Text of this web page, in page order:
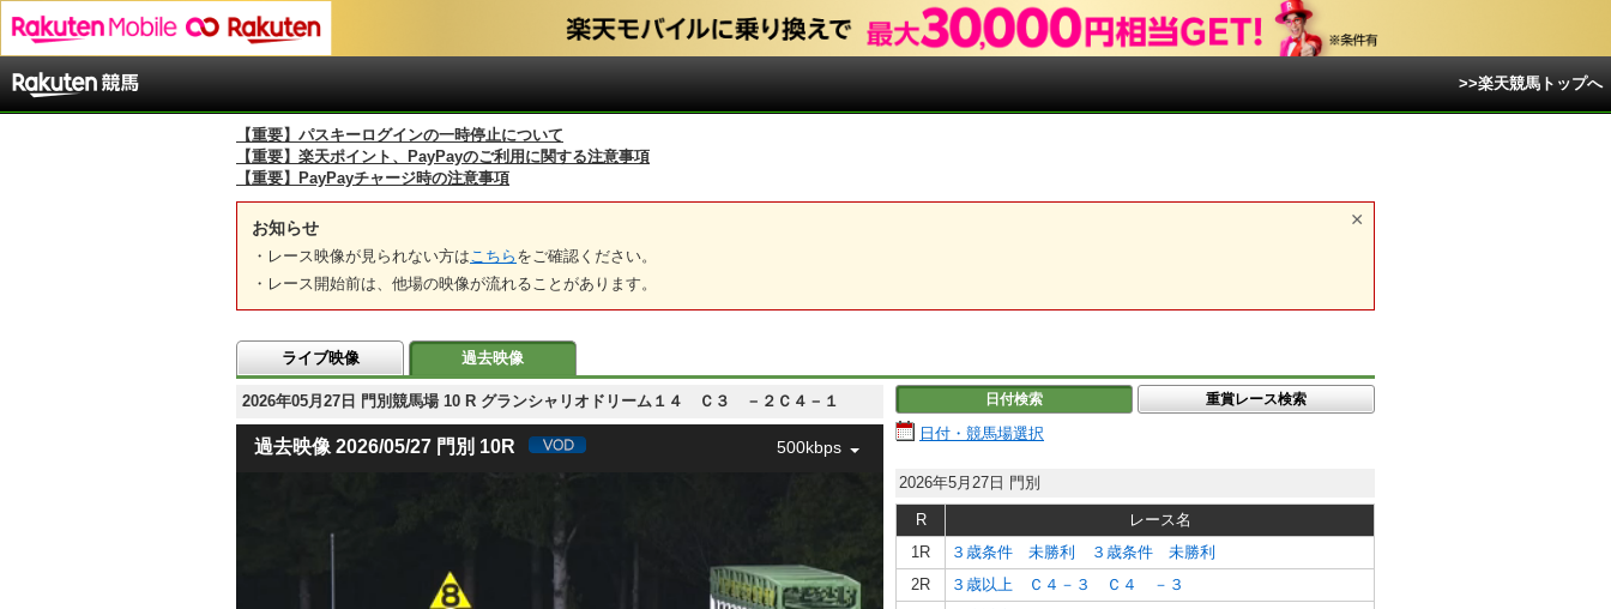
>>楽天競馬トップへ
【重要】パスキーログインの一時停止について
【重要】楽天ポイント、PayPayのご利用に関する注意事項
【重要】PayPayチャージ時の注意事項
お知らせ
・レース映像が見られない方は こちら をご確認ください。
・レース開始前は、他場の映像が流れることがあります。
ライブ映像 過去映像
2026年05月27日 門別競馬場 10 R グランシャリオドリーム１４ Ｃ３ －２Ｃ４－１
過去映像 2026/05/27 門別 10R 500kbps
日付検索 重賞レース検索
日付・競馬場選択
2026年5月27日 門別
R
レース名
1R
３歳条件 未勝利 ３歳条件 未勝利
2R
３歳以上 Ｃ４－３ Ｃ４ －３